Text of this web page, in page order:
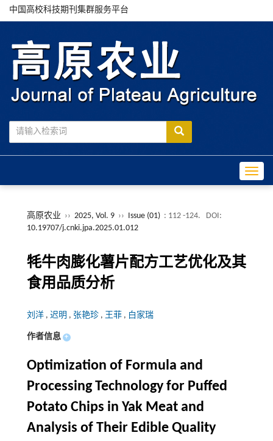
中国高校科技期刊集群服务平台
高原农业 ›› 2025, Vol. 9 ›› Issue (01) : 112 -124.
DOI:
10.19707/j.cnki.jpa.2025.01.012
牦牛肉膨化薯片配方工艺优化及其
食用品质分析
刘洋 , 迟明 , 张艳珍 , 王菲 , 白家瑞
作者信息 +
Optimization of Formula and
Processing Technology for Puffed
Potato Chips in Yak Meat and
Analysis of Their Edible Quality